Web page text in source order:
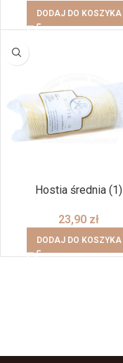
DODAJ DO KOSZYKA
Hostia średnia (1)
23,90 zł
DODAJ DO KOSZYKA